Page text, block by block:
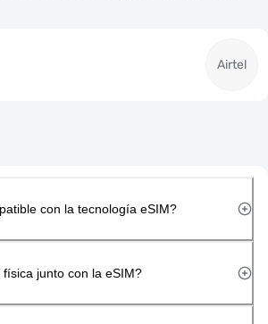
Airtel
con la tecnología eSIM?
junto con la eSIM?